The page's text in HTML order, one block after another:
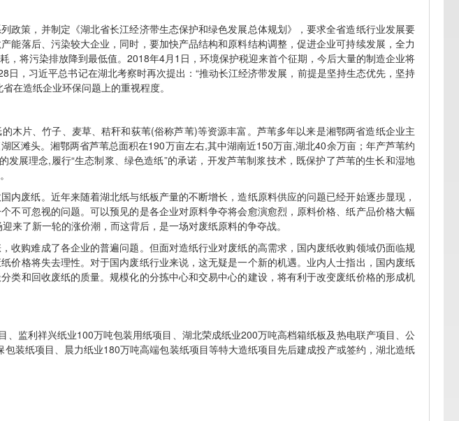
政策，并制定《湖北省长江经济带生态保护和绿色发展总体规划》，要求全省造纸行业发展要
能落后、污染较大企业，同时，要加快产品结构和原料结构调整，促进企业可持续发展，全力
，将污染排放降到最低值。2018年4月1日，环境保护税迎来首个征期，今后大量的制造企业将
，习近平总书记在湖北考察时再次提出：“推动长江经济带发展，前提是坚持生态优先，坚持
在造纸企业环保问题上的重视程度。
木片、竹子、麦草、秸秆和荻苇(俗称芦苇)等资源丰富。芦苇多年以来是湘鄂两省造纸企业主
区滩头。湘鄂两省芦苇总面积在190万亩左右,其中湖南近150万亩,湖北40余万亩；年产芦苇约
展理念,履行“生态制浆、绿色造纸”的承诺，开发芦苇制浆技术，既保护了芦苇的生长和湿地
内废纸。近年来随着湖北纸与纸板产量的不断增长，造纸原料供应的问题已经开始逐步显现，
不可忽视的问题。可以预见的是各企业对原料争夺将会愈演愈烈，原料价格、纸产品价格大幅
来了新一轮的涨价潮，而这背后，是一场对废纸原料的争夺战。
收购难成了各企业的普遍问题。但面对造纸行业对废纸的高需求，国内废纸收购领域仍面临规
价格将失去理性。对于国内废纸行业来说，这无疑是一个新的机遇。业内人士指出，国内废纸
类和回收废纸的质量。规模化的分拣中心和交易中心的建设，将有利于改变废纸价格的形成机
监利祥兴纸业100万吨包装用纸项目、湖北荣成纸业200万吨高档箱纸板及热电联产项目、公
装纸项目、晨力纸业180万吨高端包装纸项目等特大造纸项目先后建成投产或签约，湖北造纸